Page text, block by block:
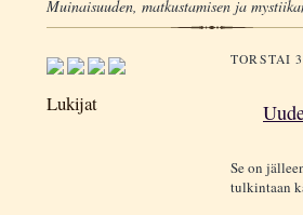
Muinaisuuden, matkustamisen ja
Lukijat
TORSTAI
Se on
tulkintaan